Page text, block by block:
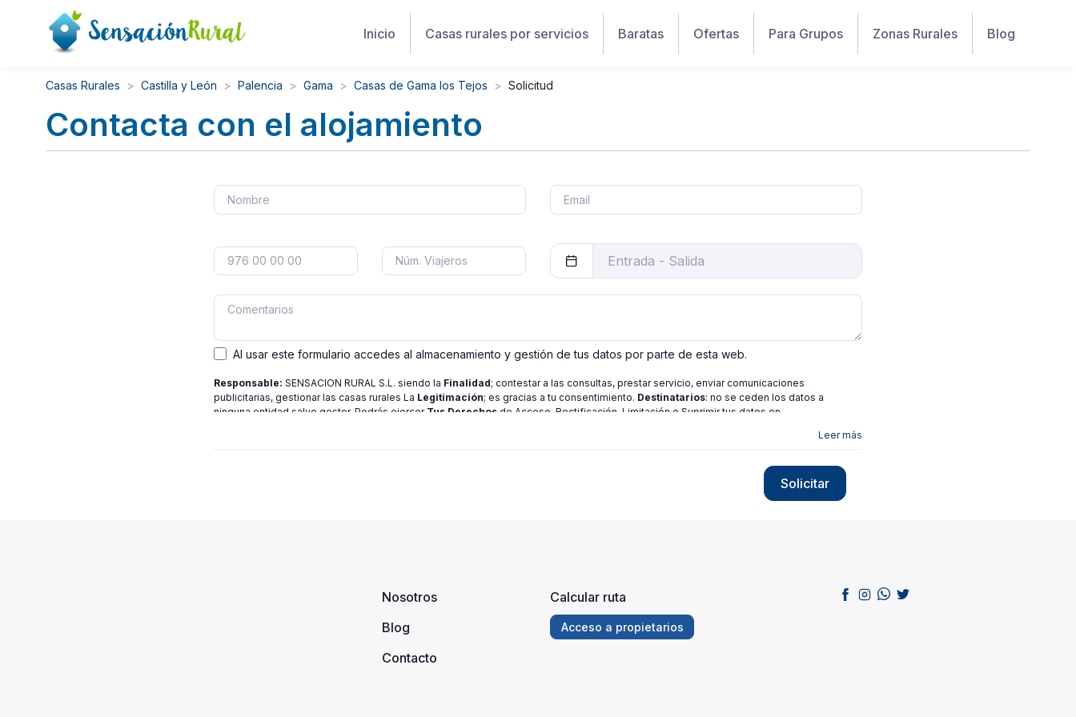
Inicio Casas rurales por servicios Baratas Ofertas Para Grupos Zonas Rurales Blog
Casas Rurales Castilla y León Palencia Gama Casas de Gama los Tejos Solicitud
Contacta con el alojamiento
Al usar este formulario accedes al almacenamiento y gestión de tus datos por parte de esta web.
Responsable: SENSACION RURAL S.L. siendo la Finalidad; contestar a las consultas, prestar servicio, enviar comunicaciones
publicitarias, gestionar las casas rurales La Legitimación; es gracias a tu consentimiento. Destinatarios: no se ceden los datos a
ninguna entidad salvo gestor. Podrás ejercer Tus Derechos de Acceso, Rectificación, Limitación o Suprimir tus datos en
Leer más
Solicitar
Nosotros
Blog
Contacto
Calcular ruta
Acceso a propietarios